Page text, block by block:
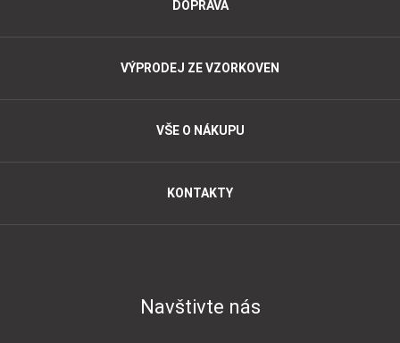
DOPRAVA
VÝPRODEJ ZE VZORKOVEN
VŠE O NÁKUPU
KONTAKTY
Navštivte nás